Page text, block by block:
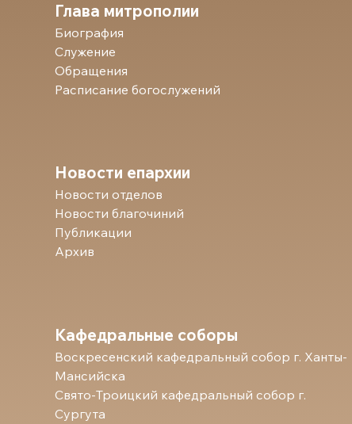
Глава митрополии
Биография
Служение
Обращения
Расписание богослужений
Новости епархии
Новости отделов
Новости благочиний
Публикации
Архив
Кафедральные соборы
Воскресенский кафедральный собор г. Ханты-
Мансийска
Свято-Троицкий кафедральный собор г.
Сургута